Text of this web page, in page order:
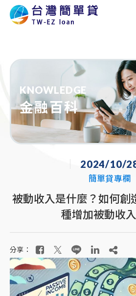
KNOWLEDGE
金融百科
2024/10/
簡單貸專欄
被動收入是什麼？如何創
種增加被動收
分享：